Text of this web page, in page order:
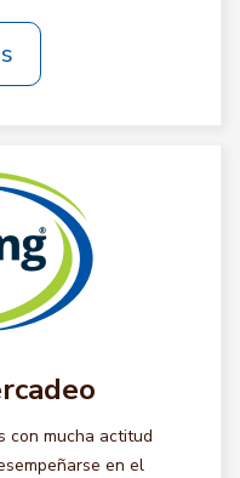
con mucha actitud
en el